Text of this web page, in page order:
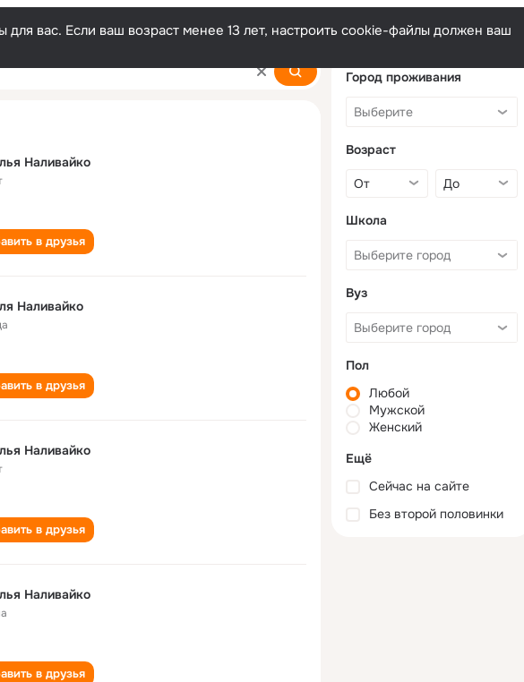
вас. Если ваш возраст менее 13 лет, настроить cookie-файлы должен ваш
Наливайко
в друзья
Наливайко
в друзья
Наливайко
в друзья
Наливайко
в друзья
Город проживания
Возраст
Школа
Вуз
Пол
Любой
Мужской
Женский
Ещё
Сейчас на сайте
Без второй половинки